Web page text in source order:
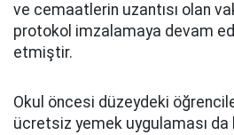
ve cemaatlerin uzantısı olan
protokol imzalamaya devam
etmiştir.
Okul öncesi düzeydeki
ücretsiz yemek uygulaması da